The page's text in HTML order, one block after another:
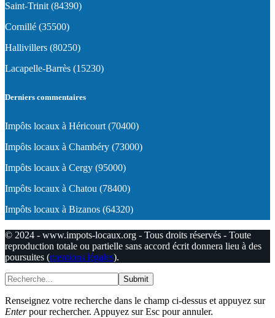
Saint-Trinit (84390)
Cornillé (35500)
Hallivillers (80250)
Lacapelle-Barrès (15230)
Derniers commentaires
Impôts locaux à Héricourt (70400)
Impôts locaux à Chambéry (73000)
Impôts locaux à Cergy (95000)
Impôts locaux à Chatou (78400)
Impôts locaux à Bizanos (64320)
© 2024 - www.impots-locaux.org - Tous droits réservés - Toute
reproduction totale ou partielle sans accord écrit donnera lieu à des
poursuites (mentions légales).
Submit
Renseignez votre recherche dans le champ ci-dessus et appuyez sur
Enterpour rechercher. Appuyez sur Esc pour annuler.